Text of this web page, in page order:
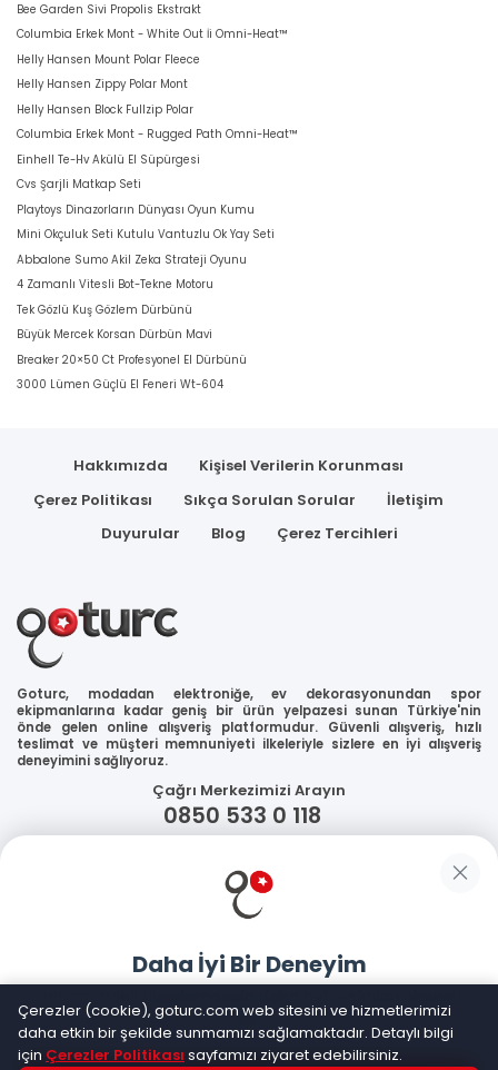
Bee Garden Sivi Propolis Ekstrakt
Columbia Erkek Mont - White Out İi Omni-Heat™
Helly Hansen Mount Polar Fleece
Helly Hansen Zippy Polar Mont
Helly Hansen Block Fullzip Polar
Columbia Erkek Mont - Rugged Path Omni-Heat™
Einhell Te-Hv Akülü El Süpürgesi
Cvs Şarjli Matkap Seti
Playtoys Dinazorların Dünyası Oyun Kumu
Mini Okçuluk Seti Kutulu Vantuzlu Ok Yay Seti
Abbalone Sumo Akil Zeka Strateji Oyunu
4 Zamanlı Vitesli Bot-Tekne Motoru
Tek Gözlü Kuş Gözlem Dürbünü
Büyük Mercek Korsan Dürbün Mavi
Breaker 20×50 Ct Profesyonel El Dürbünü
3000 Lümen Güçlü El Feneri Wt-604
Hakkımızda
Kişisel Verilerin Korunması
Çerez Politikası
Sıkça Sorulan Sorular
İletişim
Duyurular
Blog Çerez Tercihleri
Goturc, modadan elektroniğe, ev dekorasyonundan spor
ekipmanlarına kadar geniş bir ürün yelpazesi sunan Türkiye'nin
önde gelen online alışveriş platformudur. Güvenli alışveriş, hızlı
teslimat ve müşteri memnuniyeti ilkeleriyle sizlere en iyi alışveriş
deneyimini sağlıyoruz.
Çağrı Merkezimizi Arayın
0850 533 0 118
Güvenliğiniz
Sosyal Medya
Daha İyi Bir Deneyim
Goturc mobil uygulamasıyla daha hızlı ve kolay alışveriş
yapın
Çerezler (cookie), goturc.com web sitesini ve hizmetlerimizi
daha etkin bir şekilde sunmamızı sağlamaktadır. Detaylı bilgi
için Çerezler Politikası sayfamızı ziyaret edebilirsiniz.